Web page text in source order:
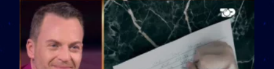
mungojë zilja e mëngjesit kur…